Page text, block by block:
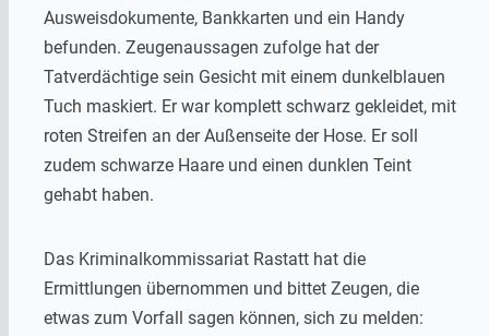
Ausweisdokumente, Bankkarten und ein Handy
befunden. Zeugenaussagen zufolge hat der
Tatverdächtige sein Gesicht mit einem dunkelblauen
Tuch maskiert. Er war komplett schwarz gekleidet, mit
roten Streifen an der Außenseite der Hose. Er soll
zudem schwarze Haare und einen dunklen Teint
gehabt haben.
Das Kriminalkommissariat Rastatt hat die
Ermittlungen übernommen und bittet Zeugen, die
etwas zum Vorfall sagen können, sich zu melden: